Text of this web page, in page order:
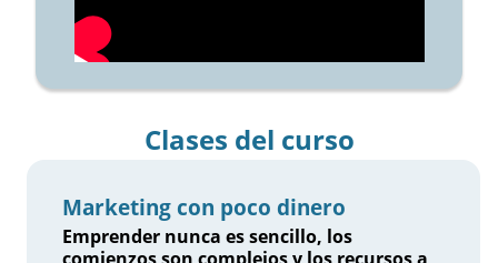
Clases del curso
Marketing con poco dinero
Emprender nunca es sencillo, los